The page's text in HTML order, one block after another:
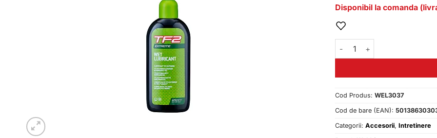
Disponibil la comanda
Cantitate Lubrifiant TF2
Cod Produs: WEL3037
Cod de bare (EAN):
Categorii: Accesorii, Intretinere